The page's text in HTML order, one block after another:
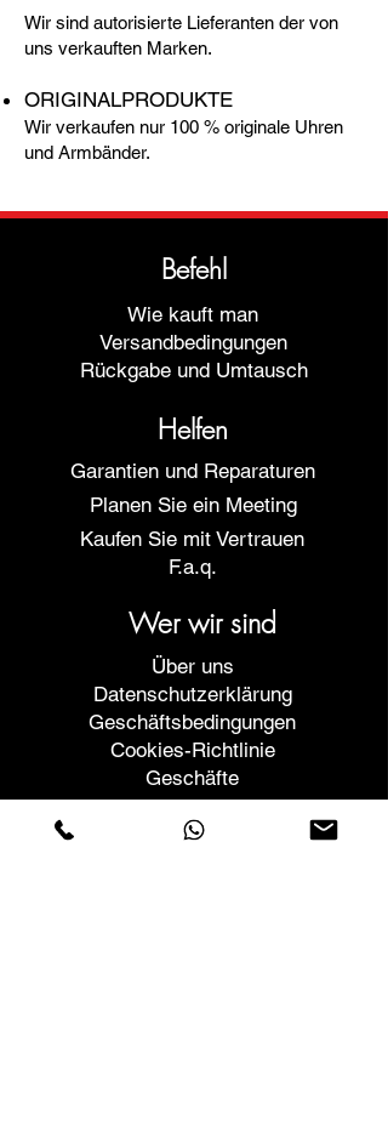
Wir sind autorisierte Lieferanten der von
uns verkauften Marken.
ORIGINALPRODUKTE
Wir verkaufen nur 100 % originale Uhren
und Armbänder.
Befehl
Wie kauft man
Versandbedingungen
Rückgabe und Umtausch
Helfen
Garantien und Reparaturen
Planen Sie ein Meeting
Kaufen Sie mit Vertrauen
F.a.q.
Wer wir sind
Über uns
Datenschutzerklärung
Geschäftsbedingungen
Cookies-Richtlinie
Geschäfte
Contactos